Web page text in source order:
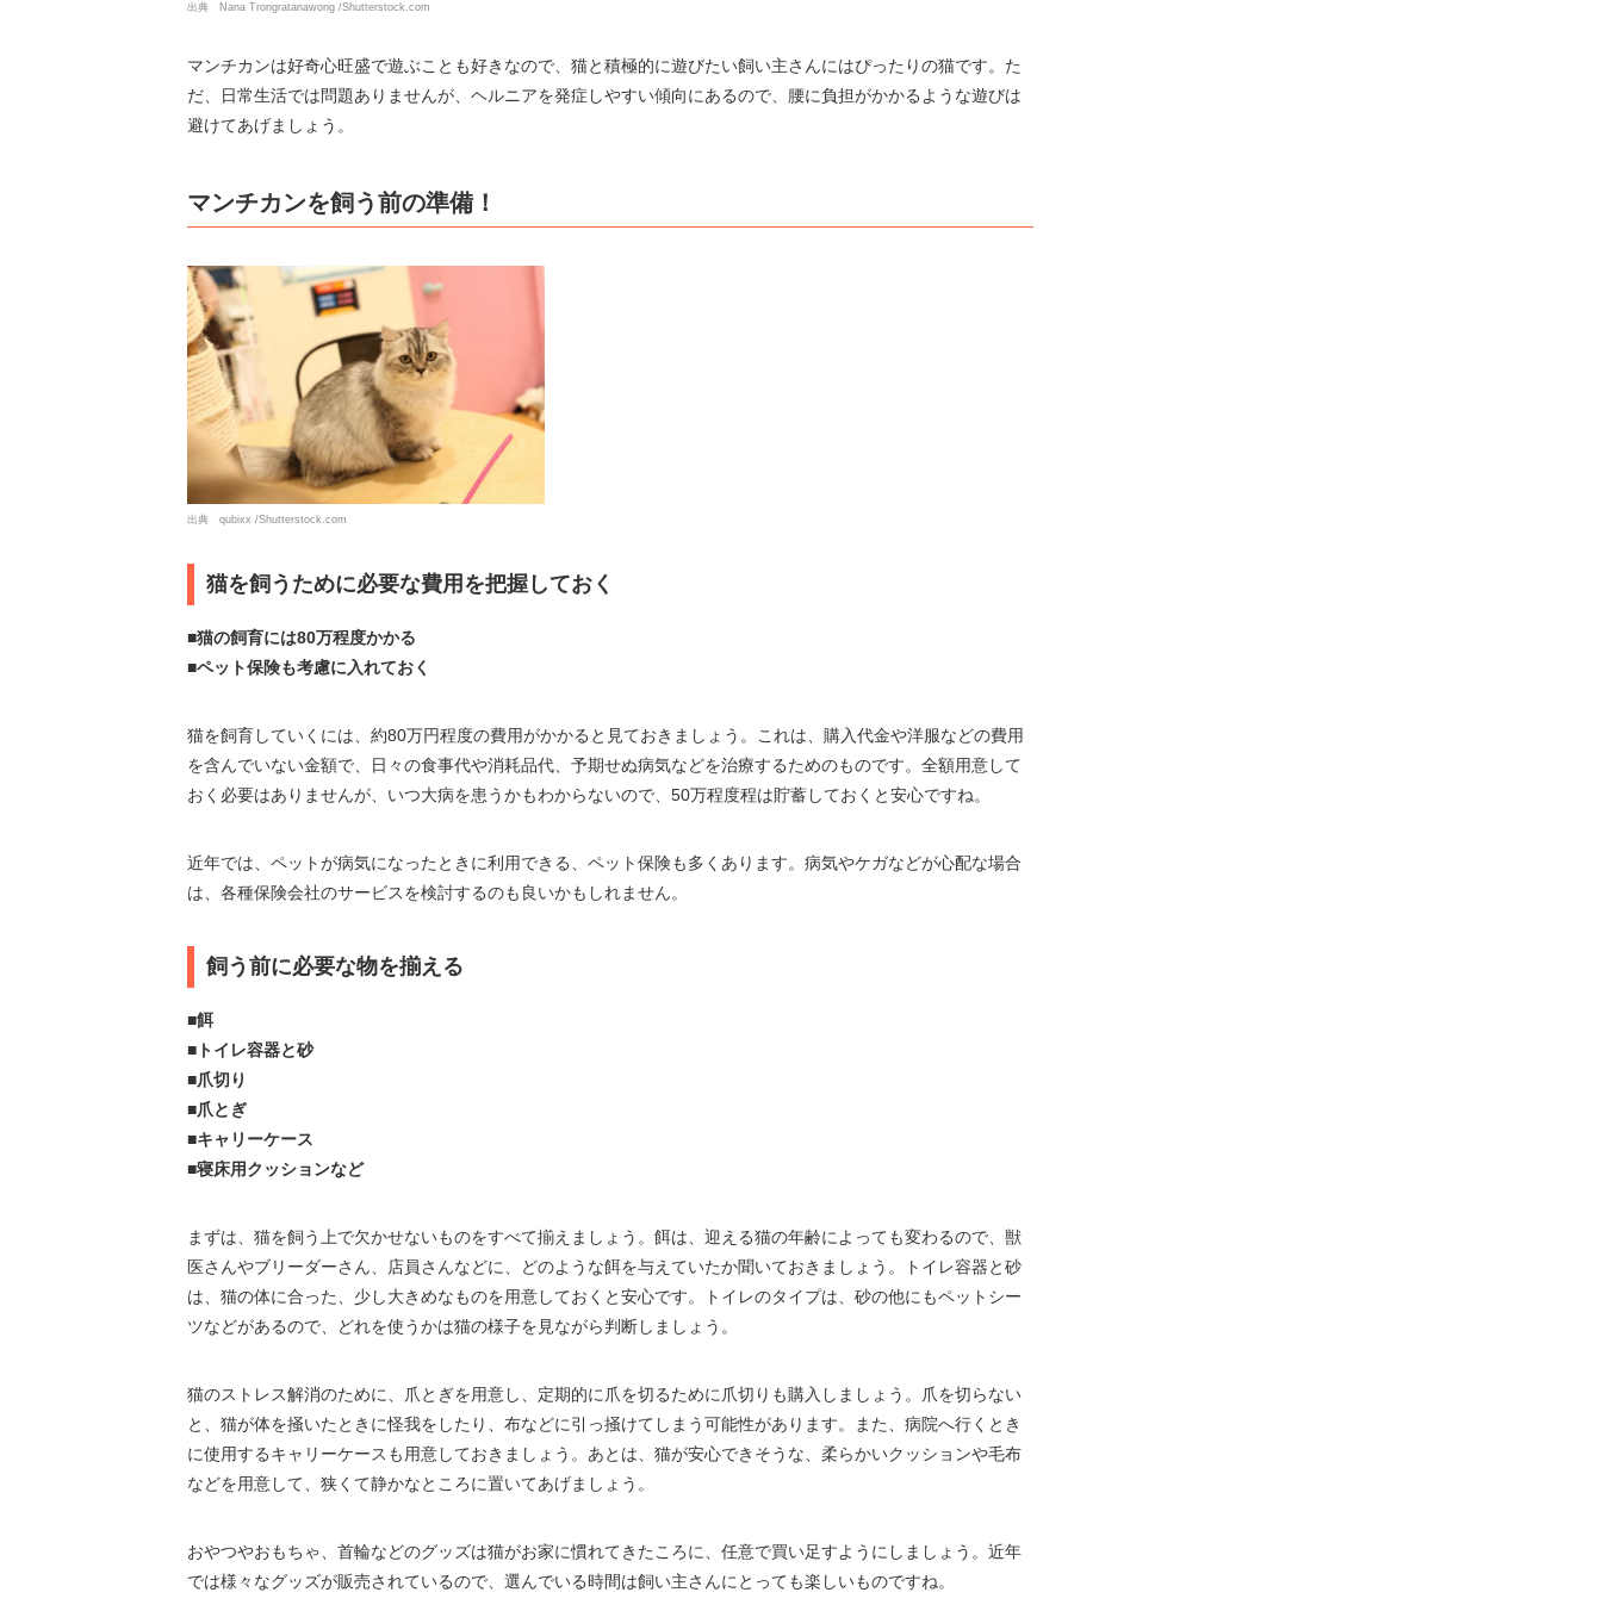
出典 Nana Trongratanawong /Shutterstock.com
マンチカンは好奇心旺盛で遊ぶことも好きなので、猫と積極的に遊びたい飼い主さんにはぴったりの猫です。た
だ、日常生活では問題ありませんが、ヘルニアを発症しやすい傾向にあるので、腰に負担がかかるような遊びは
避けてあげましょう。
マンチカンを飼う前の準備！
出典 qubixx /Shutterstock.com
猫を飼うために必要な費用を把握しておく
■猫の飼育には80万程度かかる
■ペット保険も考慮に入れておく
猫を飼育していくには、約80万円程度の費用がかかると見ておきましょう。これは、購入代金や洋服などの費用
を含んでいない金額で、日々の食事代や消耗品代、予期せぬ病気などを治療するためのものです。全額用意して
おく必要はありませんが、いつ大病を患うかもわからないので、50万程度程は貯蓄しておくと安心ですね。
近年では、ペットが病気になったときに利用できる、ペット保険も多くあります。病気やケガなどが心配な場合
は、各種保険会社のサービスを検討するのも良いかもしれません。
飼う前に必要な物を揃える
■餌
■トイレ容器と砂
■爪切り
■爪とぎ
■キャリーケース
■寝床用クッションなど
まずは、猫を飼う上で欠かせないものをすべて揃えましょう。餌は、迎える猫の年齢によっても変わるので、獣
医さんやブリーダーさん、店員さんなどに、どのような餌を与えていたか聞いておきましょう。トイレ容器と砂
は、猫の体に合った、少し大きめなものを用意しておくと安心です。トイレのタイプは、砂の他にもペットシー
ツなどがあるので、どれを使うかは猫の様子を見ながら判断しましょう。
猫のストレス解消のために、爪とぎを用意し、定期的に爪を切るために爪切りも購入しましょう。爪を切らない
と、猫が体を掻いたときに怪我をしたり、布などに引っ掻けてしまう可能性があります。また、病院へ行くとき
に使用するキャリーケースも用意しておきましょう。あとは、猫が安心できそうな、柔らかいクッションや毛布
などを用意して、狭くて静かなところに置いてあげましょう。
おやつやおもちゃ、首輪などのグッズは猫がお家に慣れてきたころに、任意で買い足すようにしましょう。近年
では様々なグッズが販売されているので、選んでいる時間は飼い主さんにとっても楽しいものですね。